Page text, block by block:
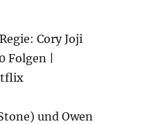
Cory Joji
Folgen |
und Owen